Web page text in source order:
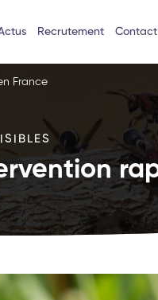
Recrutement Contact
France